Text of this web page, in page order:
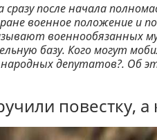
сразу после начала
военное положение и
военнообязанных
базу. Кого могут
народных депутатов?. Об
повестку,